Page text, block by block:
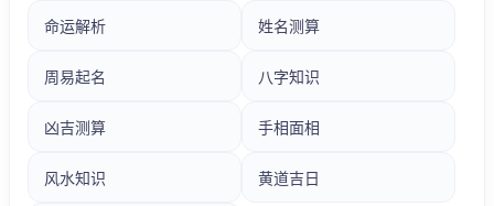
命运解析 姓名测算
周易起名 八字知识
凶吉测算 手相面相
风水知识 黄道吉日